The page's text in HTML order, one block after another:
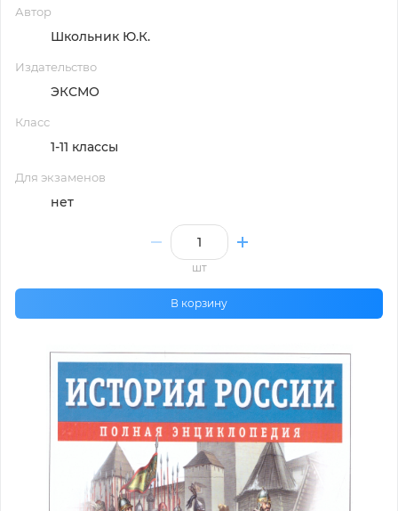
Автор
Школьник Ю.К.
Издательство
ЭКСМО
Класс
1-11 классы
Для экзаменов
нет
шт
В корзину